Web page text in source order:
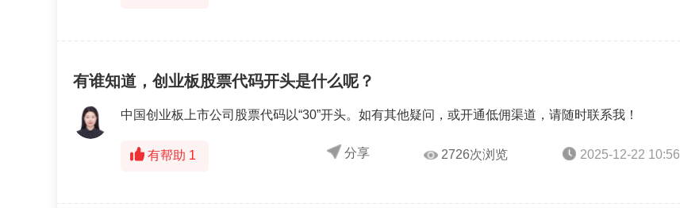
有谁知道，创业板股票代码开头是什么呢？
中国创业板上市公司股票代码以“30”开头。如有其他疑问，或开通低佣渠道，请随时联系我！
有帮助 1 分享 2726次浏览 2025-12-22 10:56